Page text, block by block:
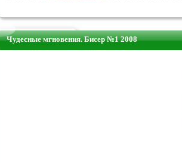
Чудесные мгновения. Бисер №1 2008